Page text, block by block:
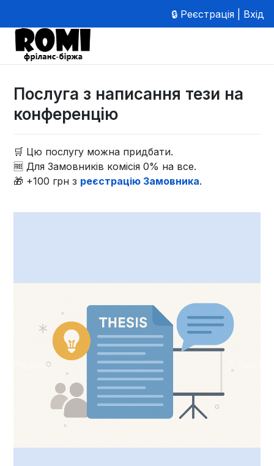
🔒 Реєстрація | Вхід
Послуга з написання тези на
конференцію
🛒 Цю послугу можна придбати.
🆓 Для Замовників комісія 0% на все.
🎁 +100 грн з реєстрацію Замовника.
Previous